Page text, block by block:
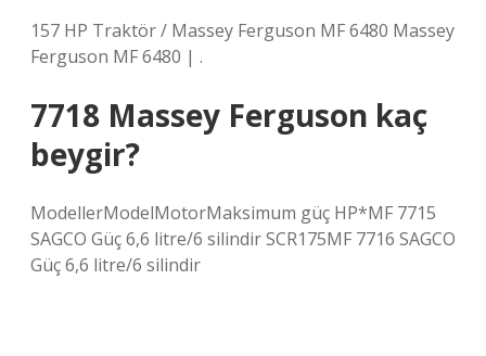
157 HP Traktör / Massey Ferguson MF 6480 Massey
Ferguson MF 6480 | .
7718 Massey Ferguson kaç
beygir?
ModellerModelMotorMaksimum güç HP*MF 7715
SAGCO Güç 6,6 litre/6 silindir SCR175MF 7716 SAGCO
Güç 6,6 litre/6 silindir